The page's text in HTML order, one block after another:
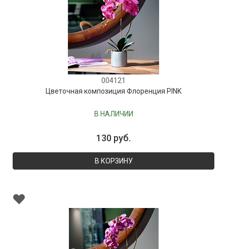
004121
Цветочная композиция Флоренция PINK
В НАЛИЧИИ
130 руб.
В КОРЗИНУ